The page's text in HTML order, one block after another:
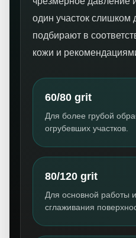
один участок слишком
подбирают в
кожи и
60/80 grit
Для более грубой
огрубевших участков.
80/120 grit
Для основной работы
сглаживания